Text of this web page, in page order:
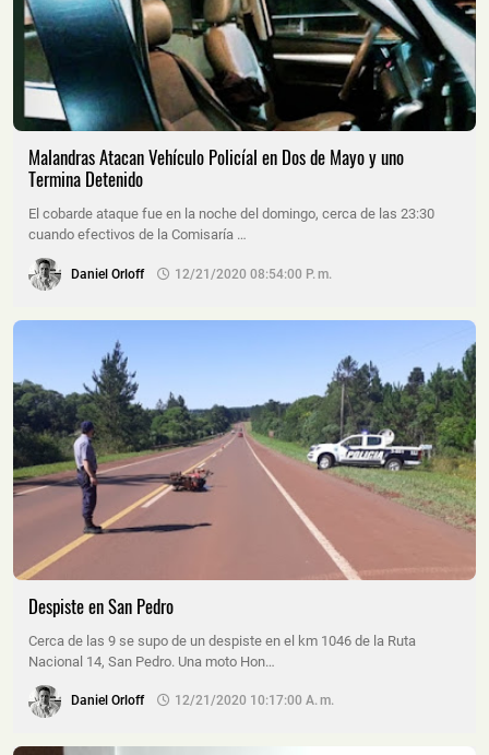
Malandras Atacan Vehículo Policíal en Dos de Mayo y uno
Termina Detenido
El cobarde ataque fue en la noche del domingo, cerca de las 23:30
cuando efectivos de la Comisaría …
Daniel Orloff 12/21/2020 08:54:00 P. M.
Despiste en San Pedro
Cerca de las 9 se supo de un despiste en el km 1046 de la Ruta
Nacional 14, San Pedro. Una moto Hon…
Daniel Orloff 12/21/2020 10:17:00 A. M.